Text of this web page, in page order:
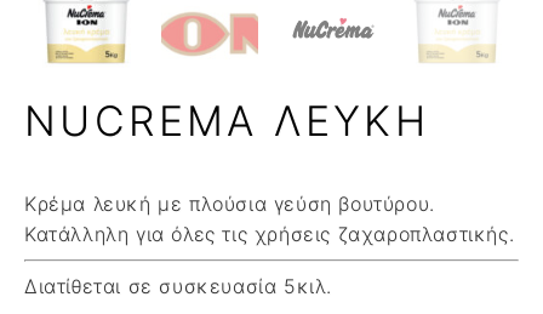
NUCREMA ΛΕΥΚΗ
Κρέμα λευκή με πλούσια γεύση βουτύρου.
Κατάλληλη για όλες τις χρήσεις ζαχαροπλαστικής.
Διατίθεται σε συσκευασία 5κιλ.